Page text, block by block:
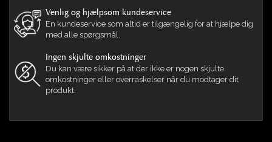
Venlig og hjælpsom kundeservice
En kundeservice som altid er tilgængelig for at hjælpe dig
med alle spørgsmål.
Ingen skjulte omkostninger
Du kan være sikker på at der ikke er nogen skjulte
omkostninger eller overraskelser når du modtager dit
produkt.